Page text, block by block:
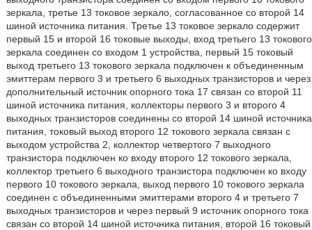
зеркала, третье 13 токовое зеркало, согласованное со второй 14
шиной источника питания. Третье 13 токовое зеркало содержит
первый 15 и второй 16 токовые выходы, вход третьего 13 токового
зеркала соединен со входом 1 устройства, первый 15 токовый
выход третьего 13 токового зеркала подключен к объединенным
эмиттерам первого 3 и третьего 6 выходных транзисторов и через
дополнительный источник опорного тока 17 связан со второй 11
шиной источника питания, коллекторы первого 3 и второго 4
выходных транзисторов соединены со второй 14 шиной источника
питания, токовый выход второго 12 токового зеркала связан с
выходом устройства 2, коллектор четвертого 7 выходного
транзистора подключен ко входу второго 12 токового зеркала,
коллектор третьего 6 выходного транзистора подключен ко входу
первого 10 токового зеркала, выход первого 10 токового зеркала
соединен с объединенными эмиттерами второго 4 и третьего 7
выходных транзисторов и через первый 9 источник опорного тока
связан со второй 14 шиной источника питания, второй 16 токовый